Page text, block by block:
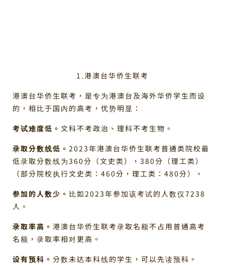
1.港澳台华侨生联考
港澳台华侨生联考，是专为港澳台及海外华侨学生而设
的，相比于国内的高考，优势明显：
考试难度低。 文科不考政治、理科不考生物。
录取分数线低。 2023年港澳台华侨生联考普通类院校最
低录取分数线为360分（文史类），380分（理工类）
（部分院校执行文史类：460分，理工类：480分）。
参加的人数少。 比如2023年参加该考试的人数仅7238
人。
录取率高。 港澳台华侨生联考录取名额不占用普通高考
名额，录取率相对更高。
设有预科。 分数未达本科线的学生，可以先读预科。